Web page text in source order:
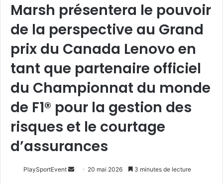
Marsh présentera le pouvoir
de la perspective au Grand
prix du Canada Lenovo en
tant que partenaire officiel
du Championnat du monde
de F1® pour la gestion des
risques et le courtage
d’assurances
PlaySportEvent
Envoyer20 mai 2026 3 minutes de lecture